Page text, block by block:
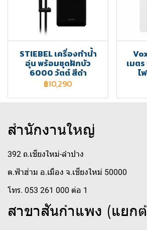
STIEBEL เครื่องทำน้ำ
อุ่น พร้อมชุดฝักบัว
6000 วัตต์ สีดำ
฿10,290
เมต
ไ
สำนักงานใหญ่
392 ถ.เชียงใหม่-ลำปาง
ต.ฟ้าฮ่าม อ.เมือง จ.เชียงใหม่ 50000
โทร. 053 261 000 ต่อ 1
สาขาสันกำแพง (แยก